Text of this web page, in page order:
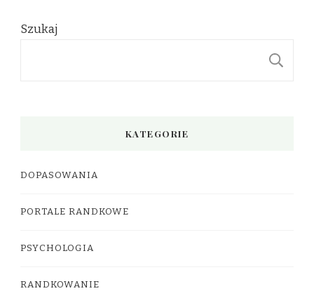
Szukaj
KATEGORIE
DOPASOWANIA
PORTALE RANDKOWE
PSYCHOLOGIA
RANDKOWANIE